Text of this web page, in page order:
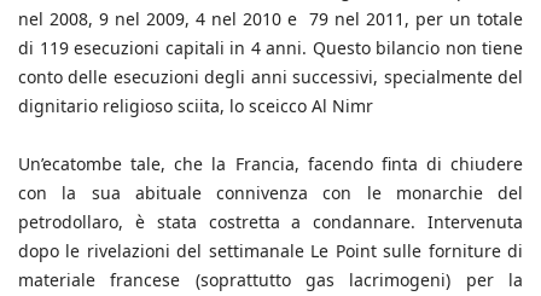
nel 2008, 9 nel 2009, 4 nel 2010 e 79 nel 2011, per un totale
di 119 esecuzioni capitali in 4 anni. Questo bilancio non tiene
conto delle esecuzioni degli anni successivi, specialmente del
dignitario religioso sciita, lo sceicco Al Nimr
Un’ecatombe tale, che la Francia, facendo finta di chiudere
con la sua abituale connivenza con le monarchie del
petrodollaro, è stata costretta a condannare. Intervenuta
dopo le rivelazioni del settimanale Le Point sulle forniture di
materiale francese (soprattutto gas lacrimogeni) per la